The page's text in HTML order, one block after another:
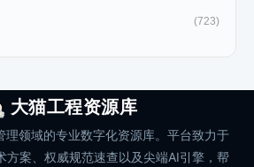
(723)
大猫工程资源库
理领域的专业数字化资源库。平台致力于
方案、权威规范速查以及尖端AI引擎，帮